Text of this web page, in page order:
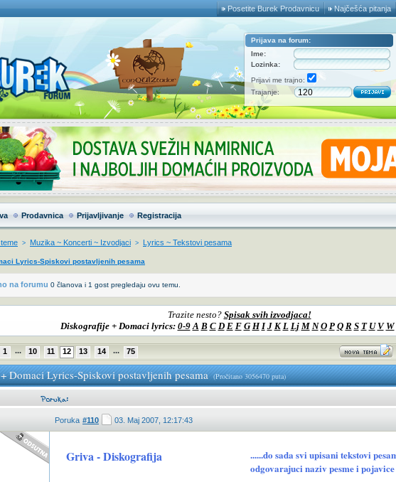
Najčešća pitanja
Posetite Burek Prodavnicu
Prijava na forum:
Ime:
Lozinka:
Prijavi me trajno:
Trajanje:
Prodavnica Prijavljivanje Registracija
> Muzika ~ Koncerti ~ Izvodjaci > Lyrics ~ Tekstovi pesama
Lyrics-Spiskovi postavljenih pesama
na forumu 0 članova i 1 gost pregledaju ovu temu.
Trazite nesto? Spisak svih izvodjaca!
Diskografije + Domaci lyrics: 0-9 A B C D E F G H I J K L Lj M N O P Q R S T U V W
1 ... 10 11 12 13 14 ... 75
Domaci Lyrics-Spiskovi postavljenih pesama (Pročitano 3056470 puta)
Poruka #110 03. Maj 2007, 12:17:43
Griva - Diskografija
......do sada svi upisani tekstovi
odgovarajuci naziv pesme i pojavice